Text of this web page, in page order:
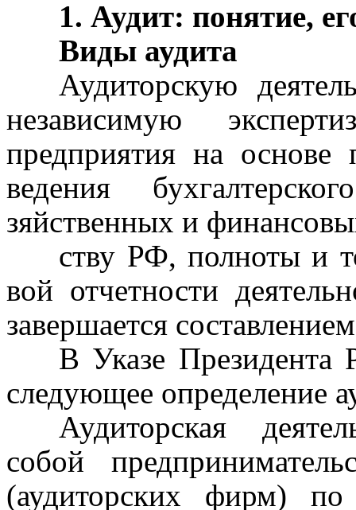
1. Аудит: понятие,
Виды аудита
Аудиторскую
независимую
предприятия на основе
ведения
зяйственных и
ству РФ, полноты и
вой отчетности
завершается
В Указе Президента
следующее определение
Аудиторская
собой
(аудиторских фирм) по